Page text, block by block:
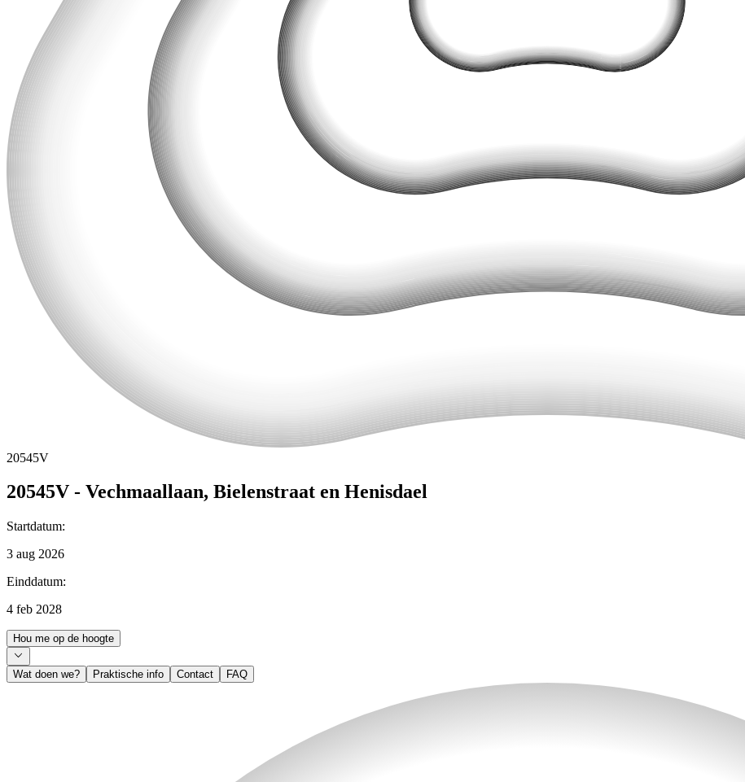
20545V
20545V - Vechmaallaan, Bielenstraat en Henisdael
Startdatum:
3 aug 2026
Einddatum:
4 feb 2028
Hou me op de hoogte
Wat doen we? Praktische info Contact FAQ